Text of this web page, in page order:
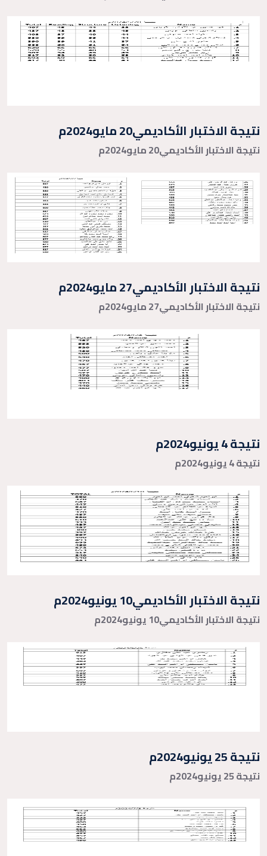
نتيجة الاختبار الأكاديمي20 مايو2024م
نتيجة الاختبار الأكاديمي20 مايو2024م
نتيجة الاختبار الأكاديمي27 مايو2024م
نتيجة الاختبار الأكاديمي27 مايو2024م
نتيجة 4 يونيو2024م
نتيجة 4 يونيو2024م
نتيجة الاختبار الأكاديمي10 يونيو2024م
نتيجة الاختبار الأكاديمي10 يونيو2024م
نتيجة 25 يونيو2024م
نتيجة 25 يونيو2024م